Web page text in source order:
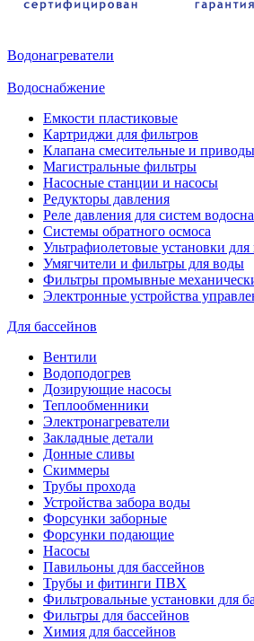
Водонагреватели
Водоснабжение
Емкости пластиковые
Картриджи для фильтров
Клапана смесительные и
Магистральные фильтры
Насосные станции и насосы
Редукторы давления
Реле давления для систем
Системы обратного осмоса
Ультрафиолетовые установки
Умягчители и фильтры для воды
Фильтры промывные
Электронные устройства
Для бассейнов
Вентили
Водоподогрев
Дозирующие насосы
Теплообменники
Электронагреватели
Закладные детали
Донные сливы
Скиммеры
Трубы прохода
Устройства забора воды
Форсунки заборные
Форсунки подающие
Насосы
Павильоны для бассейнов
Трубы и фитинги ПВХ
Фильтровальные установки для
Фильтры для бассейнов
Химия для бассейнов